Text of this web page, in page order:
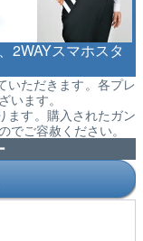
2WAYスマホスタ
いただきます。各プレ
います。
ます。購入されたガン
ご容赦ください。